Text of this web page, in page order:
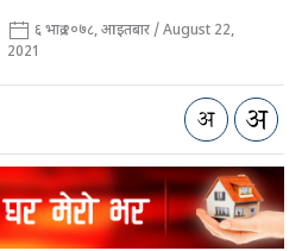
६ भाद्र २०७८, आइतबार / August 22,
2021